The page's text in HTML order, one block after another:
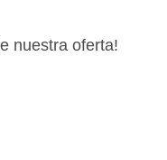
nuestra oferta!